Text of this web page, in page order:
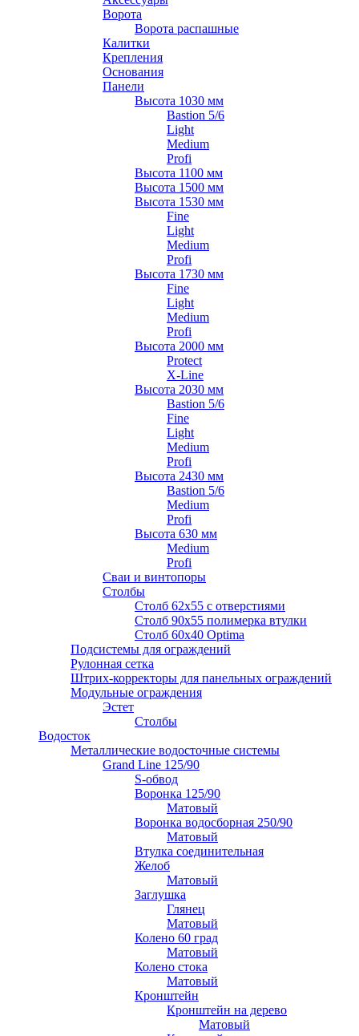
Ворота
Ворота распашные
Калитки
Крепления
Основания
Панели
Высота 1030 мм
Bastion 5/6
Light
Medium
Profi
Высота 1100 мм
Высота 1500 мм
Высота 1530 мм
Fine
Light
Medium
Profi
Высота 1730 мм
Fine
Light
Medium
Profi
Высота 2000 мм
Protect
X-Line
Высота 2030 мм
Bastion 5/6
Fine
Light
Medium
Profi
Высота 2430 мм
Bastion 5/6
Medium
Profi
Высота 630 мм
Medium
Profi
Сваи и винтопоры
Столбы
Cтолб 62х55 с отверстиями
Cтолб 90х55 полимерка втулки
Столб 60х40 Optima
Подсистемы для ограждений
Рулонная сетка
Штрих-корректоры для панельных ограждений
Модульные ограждения
Эстет
Столбы
Водосток
Металлические водосточные системы
Grand Line 125/90
S-обвод
Воронка 125/90
Матовый
Воронка водосборная 250/90
Матовый
Втулка соединительная
Желоб
Матовый
Заглушка
Глянец
Матовый
Колено 60 град
Матовый
Колено стока
Матовый
Кронштейн
Кронштейн на дерево
Матовый